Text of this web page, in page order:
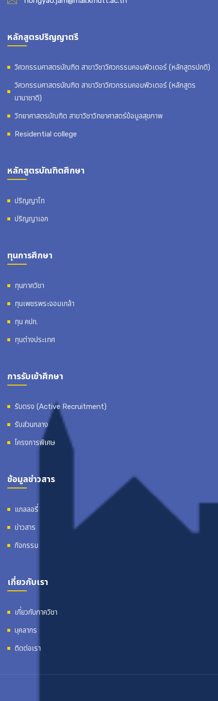
หลักสูตรปริญญาตรี
วิศวกรรมศาสตรบัณฑิต สาขาวิชาวิศวกรรมคอมพิวเตอร์ (หลักสูตรปกติ)
วิศวกรรมศาสตรบัณฑิต สาขาวิชาวิศวกรรมคอมพิวเตอร์ (หลักสูตร
นานาชาติ)
วิทยาศาสตรบัณฑิต สาขาวิชาวิทยาศาสตร์ข้อมูลสุขภาพ
Residential college
หลักสูตรบัณฑิตศึกษา
ปริญญาโท
ปริญญาเอก
ทุนการศึกษา
ทุนภาควิชา
ทุนเพชรพระจอมเกล้า
ทุน คปก.
ทุนต่างประเทศ
การรับเข้าศึกษา
รับตรง (Active Recruitment)
รับส่วนกลาง
โครงการพิเศษ
ข้อมูลข่าวสาร
แกลลอรี่
ข่าวสาร
กิจกรรม
เกี่ยวกับเรา
เกี่ยวกับภาควิชา
บุคลากร
ติดต่อเรา